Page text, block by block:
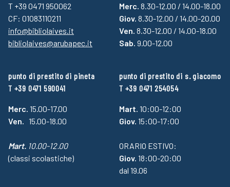
T +39 0471 950062
CF: 01083110211
info@bibliolaives.it
bibliolaives@arubapec.it
Merc. 8.30-12.00 / 14.00-18.00
Giov. 8.30-12.00 / 14.00-20.00
Ven. 8.30-12.00 / 14.00-18.00
Sab. 9.00-12.00
punto di prestito di pineta
T +39 0471 590041
Merc. 15.00-17.00
Ven.
15.00-18.00
Mart. 10.00-12.00
(classi scolastiche)
punto di prestito di s. giacomo
T +39 0471 254054
Mart. 10:00-12:00
Giov. 15:00-17:00
ORARIO ESTIVO:
Giov. 18:00-20:00
dal 19.06